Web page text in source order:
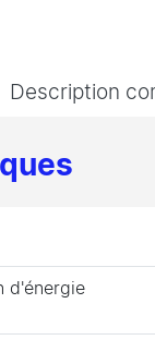
Description
d'énergie